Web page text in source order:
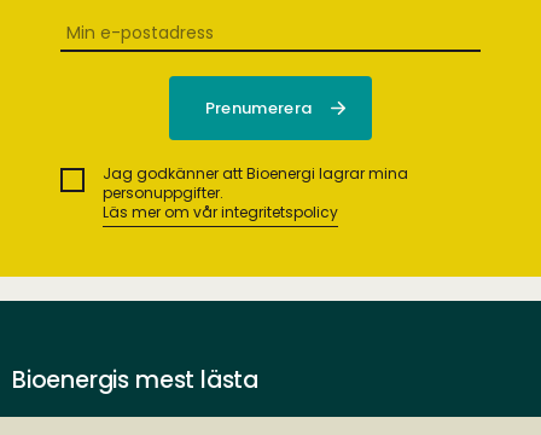
Jag godkänner att Bioenergi lagrar mina
personuppgifter.
Läs mer om vår integritetspolicy
Bioenergis mest lästa